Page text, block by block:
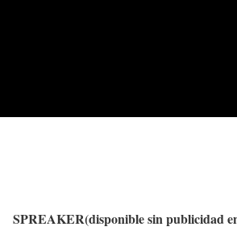
SPREAKER(disponible sin publicidad